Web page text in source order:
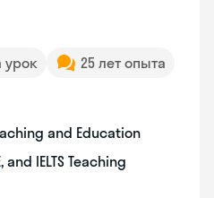
урок
25 лет опыта
and Education
and IELTS Teaching